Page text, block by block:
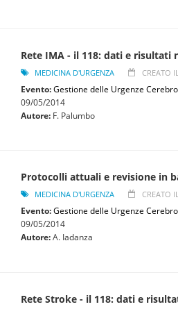
Rete IMA - il 118: dati e risultati
MEDICINA D'URGENZA CREATO
Evento:Gestione delle Urgenze
09/05/2014
Autore: F. Palumbo
Protocolli attuali e revisione in
MEDICINA D'URGENZA CREATO
Evento:Gestione delle Urgenze
09/05/2014
Autore:A. Iadanza
Rete Stroke - il 118: dati e